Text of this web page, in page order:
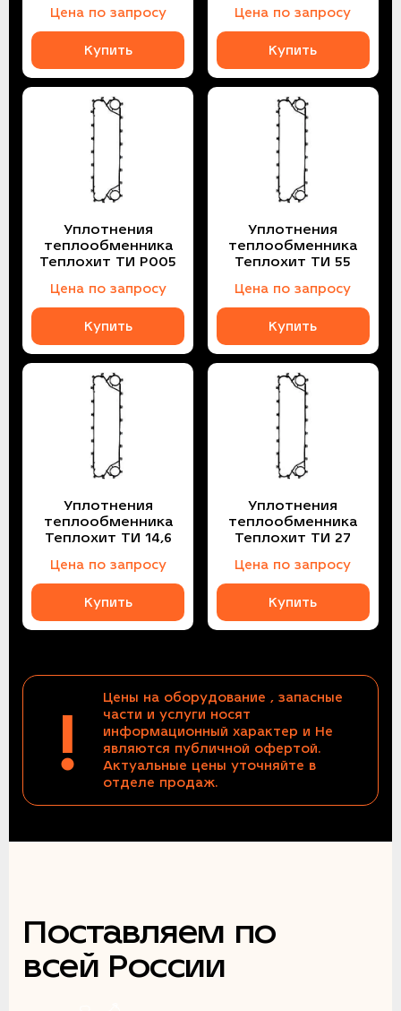
Цена по запросу
Купить
Цена по запросу
Купить
Уплотнения
теплообменника
Теплохит ТИ P005
Цена по запросу
Купить
Уплотнения
теплообменника
Теплохит ТИ 55
Цена по запросу
Купить
Уплотнения
теплообменника
Теплохит ТИ 14,6
Цена по запросу
Купить
Уплотнения
теплообменника
Теплохит ТИ 27
Цена по запросу
Купить
!
Цены на оборудование , запасные
части и услуги носят
информационный характер и Не
являются публичной офертой.
Актуальные цены уточняйте в
отделе продаж.
Поставляем по
всей России